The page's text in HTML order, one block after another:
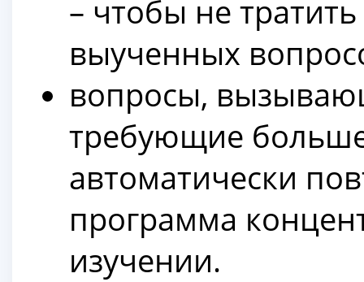
– чтобы не
выученных
вопросы,
требующие
автоматически
программа
изучении.